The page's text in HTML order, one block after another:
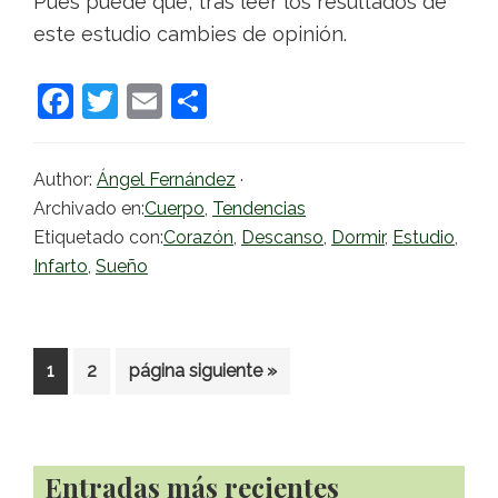
este estudio cambies de opinión.
F
c
e
b
o
T
itt
er
E
ai
l
m
p
ar
Author: Ángel Fernández ·
Archivado en:Cuerpo, Tendencias
Etiquetado con:Corazón, Descanso, Dormir, Estudio,
Infarto, Sueño
Ir
a
1
Ir
2
Ir
página siguiente »
Barra
Entradas más recientes